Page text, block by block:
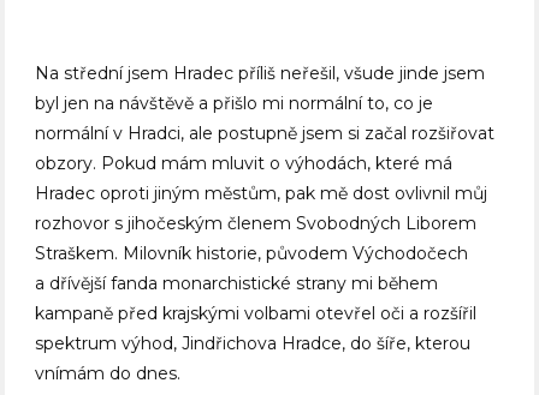
Na střední jsem Hradec příliš neřešil, všude jinde jsem
byl jen na návštěvě a přišlo mi normální to, co je
normální v Hradci, ale postupně jsem si začal rozšiřovat
obzory. Pokud mám mluvit o výhodách, které má
Hradec oproti jiným městům, pak mě dost ovlivnil můj
rozhovor s jihočeským členem Svobodných Liborem
Straškem. Milovník historie, původem Východočech
a dřívější fanda monarchistické strany mi během
kampaně před krajskými volbami otevřel oči a rozšířil
spektrum výhod, Jindřichova Hradce, do šíře, kterou
vnímám do dnes.